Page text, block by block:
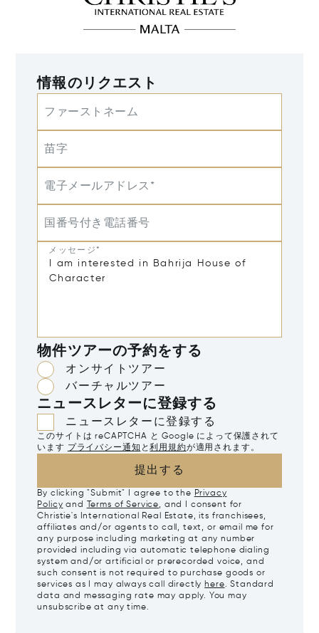
情報のリクエスト
ファーストネーム
苗字
電子メールアドレス*
国番号付き電話番号
メッセージ*
物件ツアーの予約をする
オンサイトツアー
バーチャルツアー
ニュースレターに登録する
ニュースレターに登録する
このサイトは reCAPTCHA と Google によって保護されて
います プライバシー通知 と利用規約が適用されます。
提出する
By clicking "Submit" I agree to the Privacy
Policy and Terms of Service, and I consent for
Christie's International Real Estate, its franchisees,
affiliates and/or agents to call, text, or email me for
any purpose including marketing at any number
provided including via automatic telephone dialing
system and/or artificial or prerecorded voice, and
such consent is not required to purchase goods or
services as I may always call directly here. Standard
data and messaging rate may apply. You may
unsubscribe at any time.